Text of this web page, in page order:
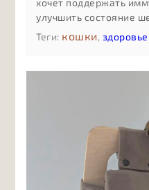
хочет поддержать
улучшить состояние
статье простым
витаминных добавок
специализированных
компоненты в
и почему лишние
менее вредны, чем их
их без учёта рациона
Теги: кошки, здоровье